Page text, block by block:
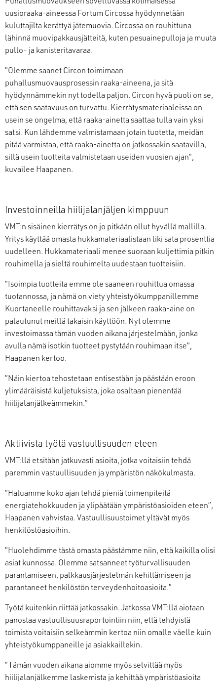
uusioraaka-aineessa Fortum Circossa hyödynnetään
kuluttajilta kerättyä jätemuovia. Circossa on rouhittuna
lähinnä muovipakkausjätteitä, kuten pesuainepulloja ja muuta
pullo- ja kanisteritavaraa.
”Olemme saanet Circon toimimaan
puhallusmuovausprosessin raaka-aineena, ja sitä
hyödynnämmekin nyt todella paljon. Circon hyvä puoli on se,
että sen saatavuus on turvattu. Kierrätysmateriaaleissa on
usein se ongelma, että raaka-ainetta saattaa tulla vain yksi
satsi. Kun lähdemme valmistamaan jotain tuotetta, meidän
pitää varmistaa, että raaka-ainetta on jatkossakin saatavilla,
sillä usein tuotteita valmistetaan useiden vuosien ajan”,
kuvailee Haapanen.
Investoinneilla hiilijalanjäljen kimppuun
VMT:n sisäinen kierrätys on jo pitkään ollut hyvällä mallilla.
Yritys käyttää omasta hukkamateriaalistaan liki sata prosenttia
uudelleen. Hukkamateriaali menee suoraan kuljettimia pitkin
rouhimella ja sieltä rouhimelta uudestaan tuotteisiin.
”Isoimpia tuotteita emme ole saaneen rouhittua omassa
tuotannossa, ja nämä on viety yhteistyökumppanillemme
Kuortaneelle rouhittavaksi ja sen jälkeen raaka-aine on
palautunut meillä takaisin käyttöön. Nyt olemme
investoimassa tämän vuoden aikana järjestelmään, jonka
avulla nämä isotkin tuotteet pystytään rouhimaan itse”,
Haapanen kertoo.
”Näin kiertoa tehostetaan entisestään ja päästään eroon
ylimääräisistä kuljetuksista, joka osaltaan pienentää
hiilijalanjälkeämmekin.”
Aktiivista työtä vastuullisuuden eteen
VMT:llä etsitään jatkuvasti asioita, jotka voitaisiin tehdä
paremmin vastuullisuuden ja ympäristön näkökulmasta.
”Haluamme koko ajan tehdä pieniä toimenpiteitä
energiatehokkuuden ja ylipäätään ympäristöasioiden eteen”,
Haapanen vahvistaa. Vastuullisuustoimet yltävät myös
henkilöstöasioihin.
”Huolehdimme tästä omasta päästämme niin, että kaikilla olisi
asiat kunnossa. Olemme satsanneet työturvallisuuden
parantamiseen, palkkausjärjestelmän kehittämiseen ja
parantaneet henkilöstön terveydenhoitoasioita.”
Työtä kuitenkin riittää jatkossakin. Jatkossa VMT:llä aiotaan
panostaa vastuullisuusraportointiin niin, että tehdyistä
toimista voitaisiin selkeämmin kertoa niin omalle väelle kuin
yhteistyökumppaneille ja asiakkaillekin.
”Tämän vuoden aikana aiomme myös selvittää myös
hiilijalanjälkemme laskemista ja kehittää ympäristöasioita